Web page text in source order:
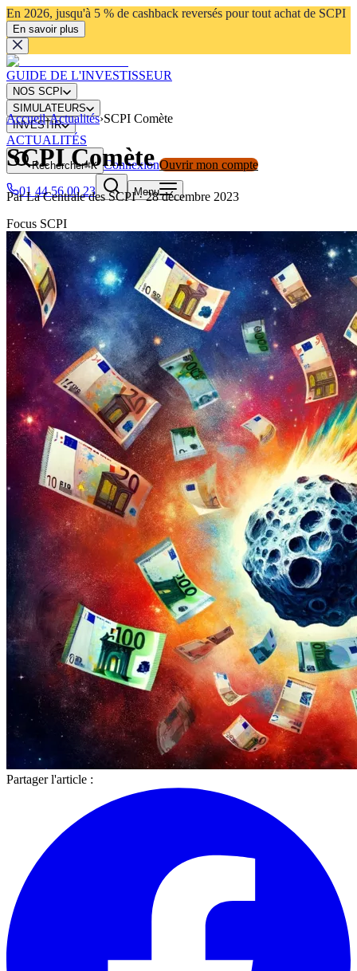
En 2026, jusqu'à 5 % de cashback reversés pour tout achat de SCPI
En savoir plus
GUIDE DE L'INVESTISSEUR
NOS SCPI
SIMULATEURS
INVESTIR
ACTUALITÉS
Rechercher⌘K ConnexionOuvrir mon compte
01 44 56 00 23
Menu
Accueil›Actualités›SCPI Comète
SCPI Comète
Par La Centrale des SCPI·28 décembre 2023
Focus SCPI
Partager l'article :